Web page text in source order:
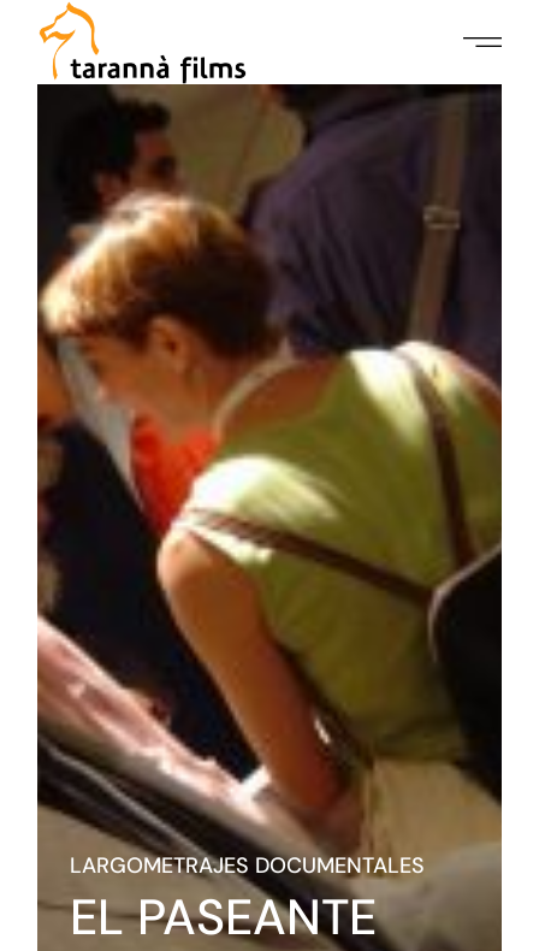
LARGOMETRAJES DOCUMENTALES
EL PASEANTE